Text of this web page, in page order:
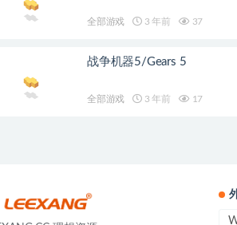
全部游戏 3 年前 37
战争机器5/Gears 5
全部游戏 3 年前 17